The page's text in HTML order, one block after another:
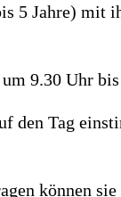
5 Jahre) mit
9.30 Uhr
den Tag
können